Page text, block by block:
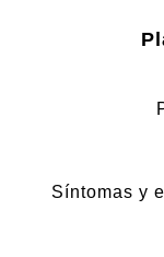
Síntomas y